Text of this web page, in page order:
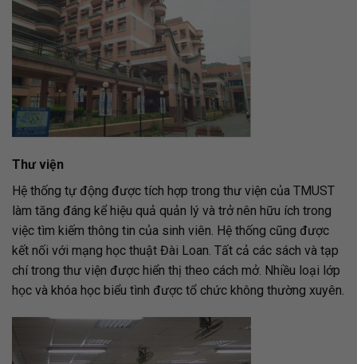
Thư viện
Hệ thống tự động được tích hợp trong thư viện của TMUST
làm tăng đáng kể hiệu quả quản lý và trở nên hữu ích trong
việc tìm kiếm thông tin của sinh viên. Hệ thống cũng được
kết nối với mạng học thuật Đài Loan. Tất cả các sách và tạp
chí trong thư viện được hiển thị theo cách mở. Nhiều loại lớp
học và khóa học biểu tình được tổ chức không thường xuyên.